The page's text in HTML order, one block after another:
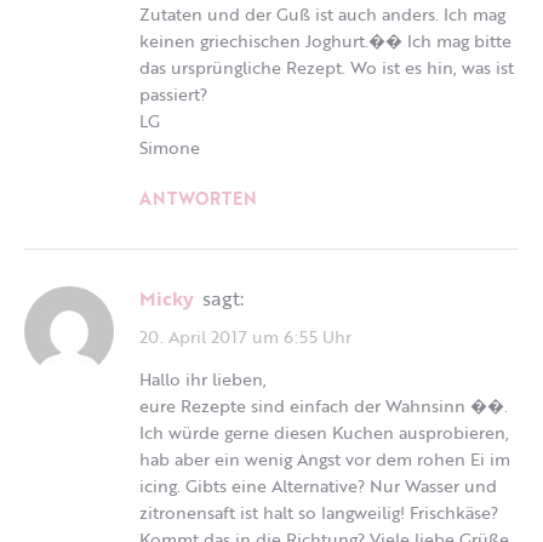
Zutaten und der Guß ist auch anders. Ich mag
keinen griechischen Joghurt.�� Ich mag bitte
das ursprüngliche Rezept. Wo ist es hin, was ist
passiert?
LG
Simone
ANTWORTEN
Micky sagt:
20. April 2017 um 6:55 Uhr
Hallo ihr lieben,
eure Rezepte sind einfach der Wahnsinn ��.
Ich würde gerne diesen Kuchen ausprobieren,
hab aber ein wenig Angst vor dem rohen Ei im
icing. Gibts eine Alternative? Nur Wasser und
zitronensaft ist halt so langweilig! Frischkäse?